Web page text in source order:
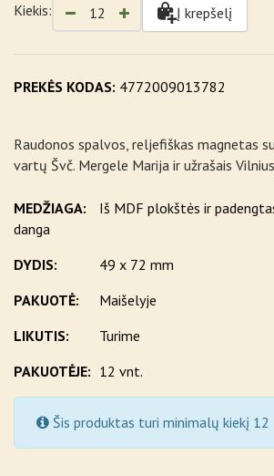
PREKĖS KODAS: 4772009013782
Raudonos spalvos, reljefiškas magnetas
vartų Švč. Mergele Marija ir užrašais
MEDŽIAGA:
Iš MDF plokštės ir
danga
DYDIS:
49 x 72 mm
PAKUOTĖ:
Maišelyje
LIKUTIS:
Turime
PAKUOTĖJE: 12 vnt.
Kiekis: Į krepšelį
Šis produktas turi minimalų kiekį 12